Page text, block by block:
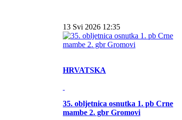
13 Svi 2026 12:35
HRVATSKA
35. obljetnica osnutka 1. pb Crne
mambe 2. gbr Gromovi